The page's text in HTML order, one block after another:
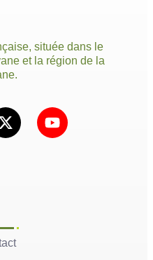
située dans le
et la région de la